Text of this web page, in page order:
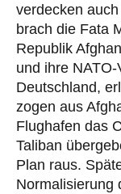
verdecken
brach die Fata
Republik
und ihre
Deutschland,
zogen aus
Flughafen das
Taliban
Plan raus.
Normalisierung